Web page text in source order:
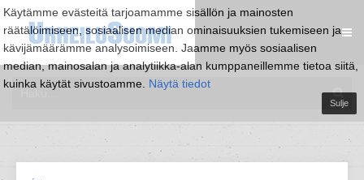
Käytämme evästeitä tarjoamamme sisällön ja mainosten
räätälöimiseen, sosiaalisen median ominaisuuksien tukemiseen ja
kävijämäärämme analysoimiseen. Jaamme myös sosiaalisen
median, mainosalan ja analytiikka-alan kumppaneillemme tietoa siitä,
kuinka käytät sivustoamme. Näytä tiedot
Sulje